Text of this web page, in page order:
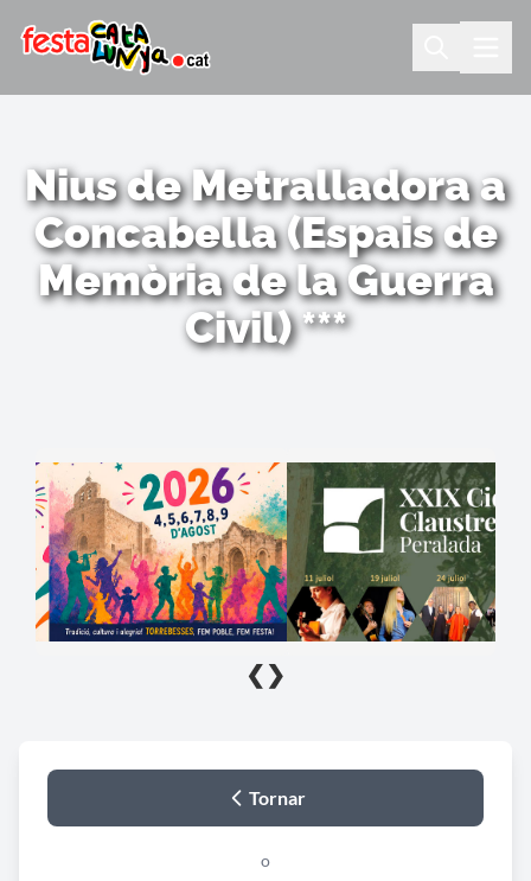
Nius de Metralladora a
Concabella (Espais de
Memòria de la Guerra
Civil) ***
❮ ❯
Tornar
o